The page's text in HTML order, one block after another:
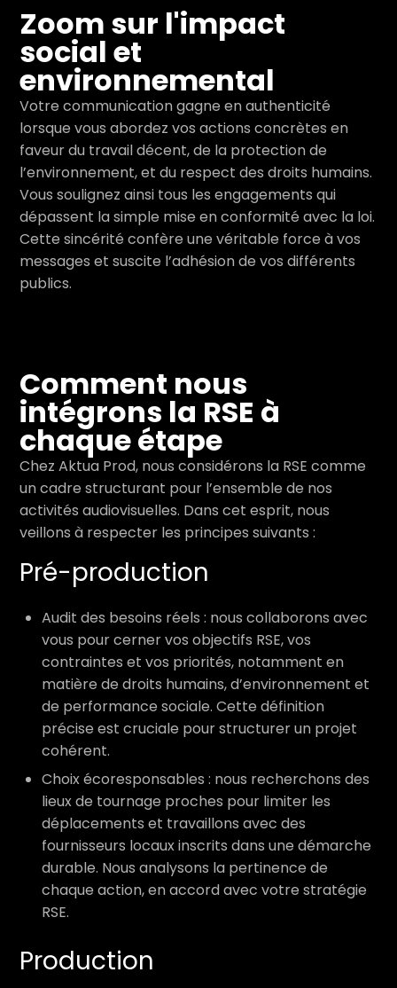
Zoom sur l'impact
social et
environnemental
Votre communication gagne en authenticité
lorsque vous abordez vos actions concrètes en
faveur du travail décent, de la protection de
l’environnement, et du respect des droits humains.
Vous soulignez ainsi tous les engagements qui
dépassent la simple mise en conformité avec la loi.
Cette sincérité confère une véritable force à vos
messages et suscite l’adhésion de vos différents
publics.
Comment nous
intégrons la RSE à
chaque étape
Chez Aktua Prod, nous considérons la RSE comme
un cadre structurant pour l’ensemble de nos
activités audiovisuelles. Dans cet esprit, nous
veillons à respecter les principes suivants :
Pré-production
Audit des besoins réels : nous collaborons avec
vous pour cerner vos objectifs RSE, vos
contraintes et vos priorités, notamment en
matière de droits humains, d’environnement et
de performance sociale. Cette définition
précise est cruciale pour structurer un projet
cohérent.
Choix écoresponsables : nous recherchons des
lieux de tournage proches pour limiter les
déplacements et travaillons avec des
fournisseurs locaux inscrits dans une démarche
durable. Nous analysons la pertinence de
chaque action, en accord avec votre stratégie
RSE.
Production